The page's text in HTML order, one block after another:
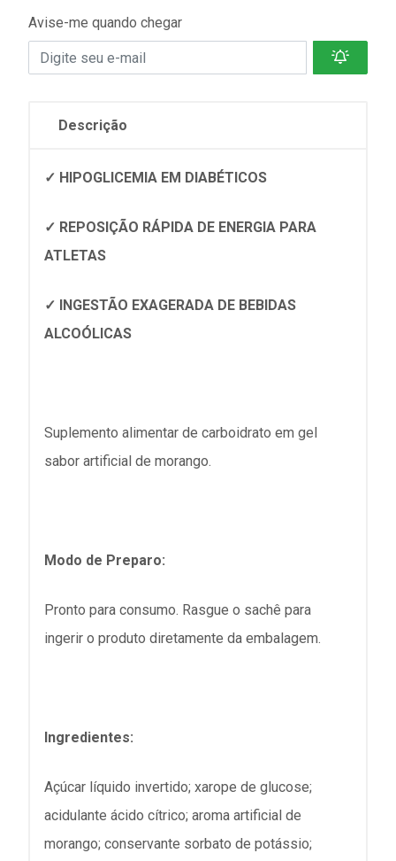
Avise-me quando chegar
Descrição
✓ HIPOGLICEMIA EM DIABÉTICOS
✓ REPOSIÇÃO RÁPIDA DE ENERGIA PARA
ATLETAS
✓ INGESTÃO EXAGERADA DE BEBIDAS
ALCOÓLICAS
Suplemento alimentar de carboidrato em gel
sabor artificial de morango.
Modo de Preparo:
Pronto para consumo. Rasgue o sachê para
ingerir o produto diretamente da embalagem.
Ingredientes:
Açúcar líquido invertido; xarope de glucose;
acidulante ácido cítrico; aroma artificial de
morango; conservante sorbato de potássio;